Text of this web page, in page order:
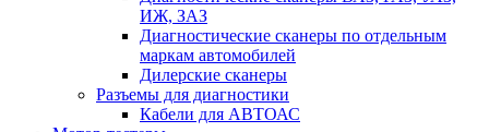
ИЖ, ЗАЗ
Диагностические сканеры по отдельным
маркам автомобилей
Дилерские сканеры
Разъемы для диагностики
Кабели для АВТОАС